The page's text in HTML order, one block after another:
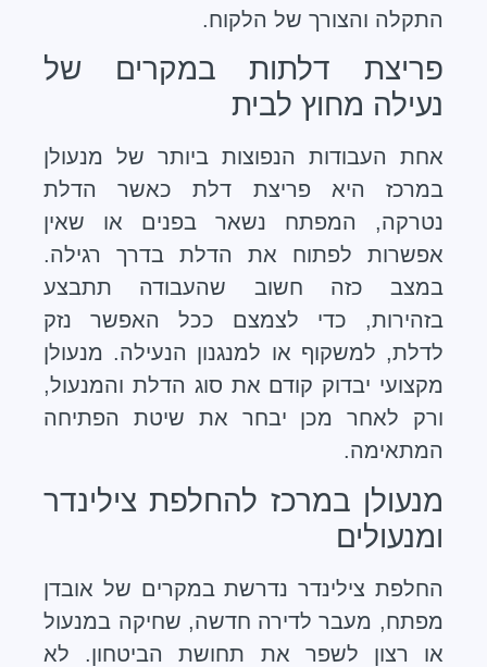
התקלה והצורך של הלקוח.
פריצת דלתות במקרים של
נעילה מחוץ לבית
אחת העבודות הנפוצות ביותר של מנעולן
במרכז היא פריצת דלת כאשר הדלת
נטרקה, המפתח נשאר בפנים או שאין
אפשרות לפתוח את הדלת בדרך רגילה.
במצב כזה חשוב שהעבודה תתבצע
בזהירות, כדי לצמצם ככל האפשר נזק
לדלת, למשקוף או למנגנון הנעילה. מנעולן
מקצועי יבדוק קודם את סוג הדלת והמנעול,
ורק לאחר מכן יבחר את שיטת הפתיחה
המתאימה.
מנעולן במרכז להחלפת צילינדר
ומנעולים
החלפת צילינדר נדרשת במקרים של אובדן
מפתח, מעבר לדירה חדשה, שחיקה במנעול
או רצון לשפר את תחושת הביטחון. לא